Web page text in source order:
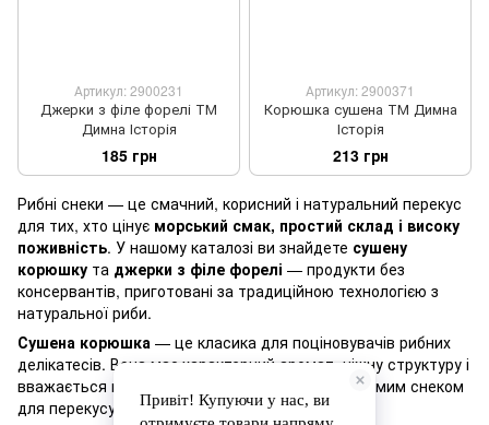
Артикул: 2900231
Джерки з філе форелі ТМ
Димна Історія
185 грн
Артикул: 2900371
Корюшка сушена ТМ Димна
Історія
213 грн
Рибні снеки — це смачний, корисний і натуральний перекус
для тих, хто цінує морський смак, простий склад і високу
поживність. У нашому каталозі ви знайдете сушену
корюшку та джерки з філе форелі — продукти без
консервантів, приготовані за традиційною технологією з
натуральної риби.
Сушена корюшка — це класика для поціновувачів рибних
делікатесів. Вона має характерний аромат, ніжну структуру і
вважається не лише закускою до пива, а й окремим снеком
для перекусу.